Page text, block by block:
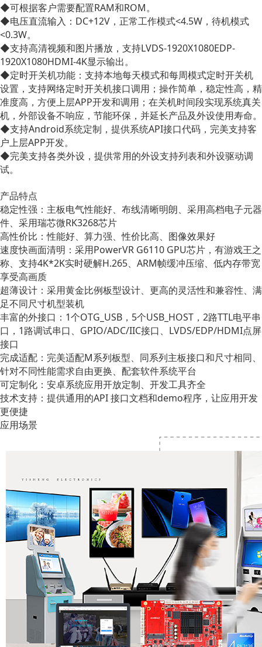
◆可根据客户需要配置RAM和ROM。
◆电压直流输入：DC+12V，正常工作模式<4.5W，待机模式
<0.3W。
◆支持高清视频和图片播放，支持LVDS-1920X1080EDP-
1920X1080HDMI-4K显示输出。
◆定时开关机功能：支持本地每天模式和每周模式定时开关机
设置，支持网络定时开关机接口调用；操作简单，稳定性高，精
准度高，方便上层APP开发和调用；在关机时间段实现系统真关
机，外部设备不响应，节能环保，并延长产品及外设使用寿命。
◆支持Android系统定制，提供系统API接口代码，完美支持客
户上层APP开发。
◆完美支持各类外设，提供常用的外设支持列表和外设驱动调
试。
产品特点
稳定性强：主板电气性能好、布线清晰明朗、采用高档电子元器
件、采用瑞芯微RK3268芯片
高性价比：性能好、算力强、性价比高、图像效果好
速度快画面清明：采用PowerVR G6110 GPU芯片，有游戏王之
称、支持4K*2K实时硬解H.265、ARM帧缓冲压缩、低内存带宽
享受高画质
超薄设计：采用黄金比例板型设计、更高的灵活性和兼容性、满
足不同尺寸机型装机
丰富的外接口：1个OTG_USB，5个USB_HOST，2路TTL电平串
口，1路调试串口、GPIO/ADC/IIC接口、LVDS/EDP/HDMI点屏
接口
完成适配：完美适配M系列板型、同系列主板接口和尺寸相同、
针对不同性能需求自由更换、配套软件系统平台
可定制化：安卓系统应用开放定制、开发工具齐全
技术支持：提供通用的API 接口文档和demo程序，让应用开发
更便捷
应用场景